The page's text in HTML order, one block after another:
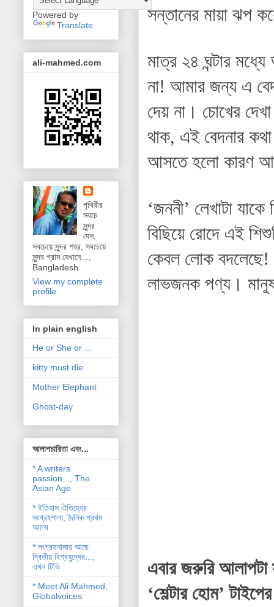
সন্তানের মায়া ঝপ
মাত্র ২৪ ঘন্টার
না! আমার জন্য এ
দেয় না। চোখের
থাক, এই বেদনার
আসতে হলো কারণ
‘জননী’ লেখাটা
বিছিয়ে রোদে এই
কেবল লোক বদলেছে!
লাভজনক পণ্য।
এবার জরুরি
‘শেল্টার হোম’
Powered by
Translate
ali-mahmed.com
পৃথিবীর
সবচে
সুন্দর
দেশ,
সবচেয়ে সুন্দর শহর, সবচেয়ে
সুন্দর গ্রাম যেখানে...,
Bangladesh
View my complete
profile
In plain english
He or She or ...
kitty must die
Mother Elephant
Ghost-day
আলাপচারিতা এবং...
* A writers
passion..., The
Asian Age
* ইতিহাস ঐতিহ্যের
সংগ্রহশালা, দৈনিক প্রথম
আলো
* সংগ্রহশালায় আছে
দ্বিতীয় বিশ্বযু্দ্ধের...,
এখন টিভি
* Meet Ali Mahmed,
Globalvoices